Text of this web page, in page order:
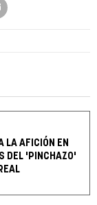
LA AFICIÓN EN
DEL 'PINCHAZO'